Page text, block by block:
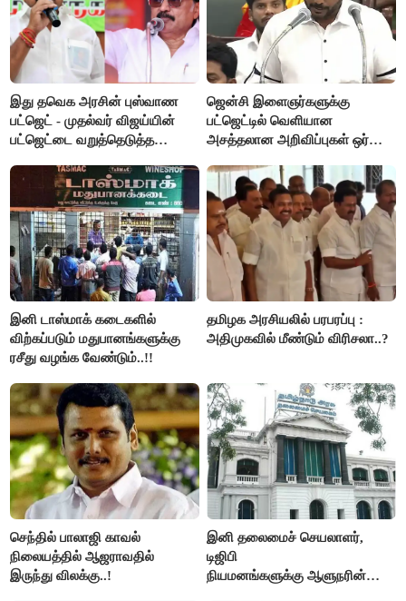
இது தவெக அரசின் புஸ்வாண
பட்ஜெட் - முதல்வர் விஜய்யின்
பட்ஜெட்டை வறுத்தெடுத்த
ஜென்சி இளைஞர்களுக்கு
பட்ஜெட்டில் வெளியான
அசத்தலான அறிவிப்புகள் ஒர்
இனி டாஸ்மாக் கடைகளில்
விற்கப்படும் மதுபானங்களுக்கு
ரசீது வழங்க வேண்டும்..!!
தமிழக அரசியலில் பரபரப்பு :
அதிமுகவில் மீண்டும் விரிசலா..?
செந்தில் பாலாஜி காவல்
நிலையத்தில் ஆஜராவதில்
இருந்து விலக்கு..!
இனி தலைமைச் செயலாளர்,
டிஜிபி
நியமனங்களுக்கு ஆளுநரின்